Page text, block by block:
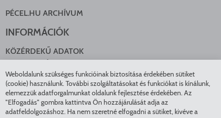
PÉCEL.HU ARCHÍVUM
INFORMÁCIÓK
KÖZÉRDEKŰ ADATOK
KÖZLEKEDÉS
ADATKEZELÉS
ÁTLÁTHATÓ ÖNKORMÁNYZAT
COOKIE BEÁLLÍTÁSOK
Weboldalunk szükséges funkcióinak biztosítása érdekében sütiket
(cookie) használunk. További szolgáltatásokat és funkciókat is kínálunk,
elemezzük adatforgalmunkat oldalunk fejlesztése érdekében. Az
"Elfogadás" gombra kattintva Ön hozzájárulását adja az
adatfeldolgozáshoz. Ha nem szeretné elfogadni a sütiket, kivéve a